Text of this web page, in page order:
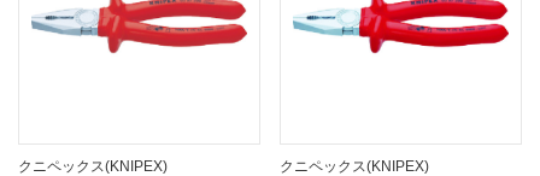
クニペックス(KNIPEX) クニペックス(KNIPEX)